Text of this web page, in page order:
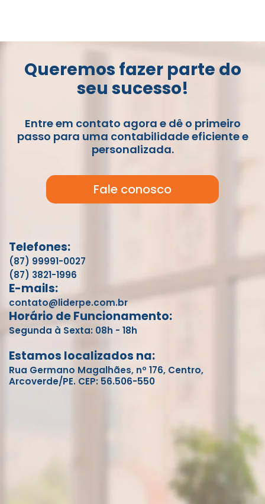
Queremos fazer parte do
seu sucesso!
Entre em contato agora e dê o primeiro
passo para uma contabilidade eficiente e
personalizada.
Fale conosco
Telefones:
(87) 99991-0027
(87) 3821-1996
E-mails:
contato@liderpe.com.br
Horário de Funcionamento:
Segunda à Sexta: 08h - 18h
Estamos localizados na:
Rua Germano Magalhães, nº 176, Centro,
Arcoverde/PE. CEP: 56.506-550